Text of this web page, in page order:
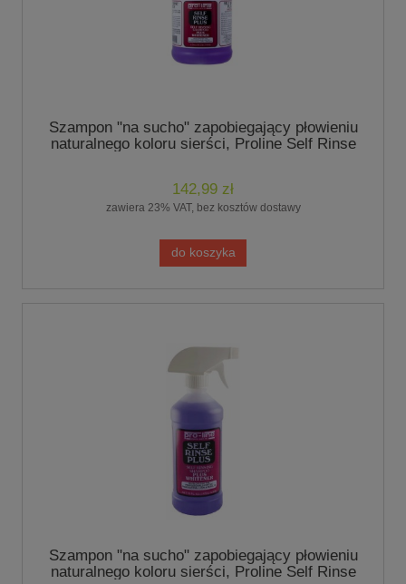
Szampon "na sucho" zapobiegający płowieniu
naturalnego koloru sierści, Proline Self Rinse
142,99 zł
zawiera 23% VAT, bez kosztów dostawy
do koszyka
Szampon "na sucho" zapobiegający płowieniu
naturalnego koloru sierści, Proline Self Rinse